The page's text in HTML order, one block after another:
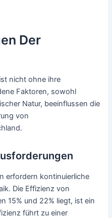
Der
nicht ohne ihre
Faktoren, sowohl
Natur, beeinflussen die
von
erfordern kontinuierliche
Die Effizienz von
15% und 22% liegt, ist ein
führt zu einer